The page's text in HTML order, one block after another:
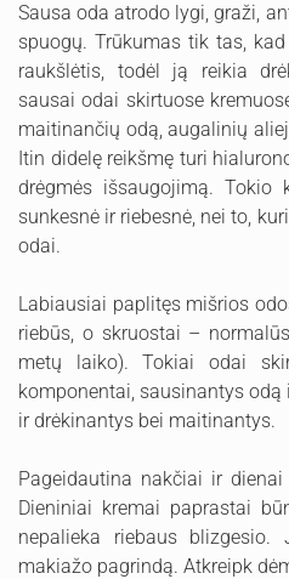
Sausa oda atrodo lygi, graži,
spuogų. Trūkumas tik tas,
raukšlėtis, todėl ją reikia
sausai odai skirtuose
maitinančių odą, augalinių
Itin didelę reikšmę turi
drėgmės išsaugojimą. Tokio
sunkesnė ir riebesnė, nei to,
odai.
Labiausiai paplitęs mišrios
riebūs, o skruostai –
metų laiko). Tokiai odai
komponentai, sausinantys
ir drėkinantys bei maitinantys.
Pageidautina nakčiai ir
Dieniniai kremai paprastai
nepalieka riebaus
makiažo pagrindą. Atkreipk